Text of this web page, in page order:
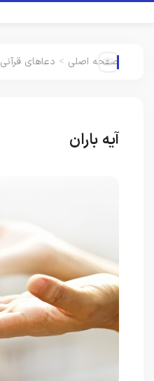
صفحه اصلی > دعاهای قرآنی
آیه باران